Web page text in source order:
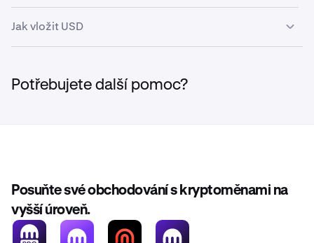
Jak vložit USD
Jak vložit USD pomocí čísla SWIFT na platformu
Potřebujete další pomoc?
Posuňte své obchodování s kryptoměnami na
vyšší úroveň.